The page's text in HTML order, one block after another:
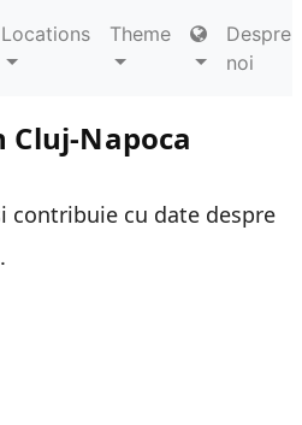
Locations Theme
Despre
noi
Napoca
contribuie cu date despre